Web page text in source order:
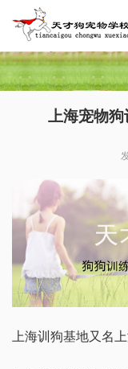
上海宠物狗
上海训狗基地又名